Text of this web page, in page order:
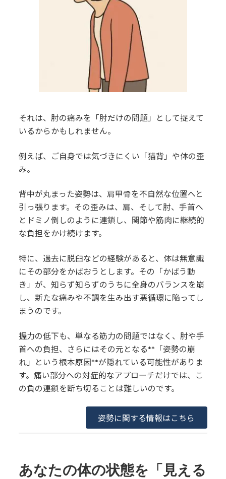
それは、肘の痛みを「肘だけの問題」として捉えて
いるからかもしれません。
例えば、ご自身では気づきにくい「猫背」や体の歪
み。
背中が丸まった姿勢は、肩甲骨を不自然な位置へと
引っ張ります。その歪みは、肩、そして肘、手首へ
とドミノ倒しのように連鎖し、関節や筋肉に継続的
な負担をかけ続けます。
特に、過去に脱臼などの経験があると、体は無意識
にその部分をかばおうとします。その「かばう動
き」が、知らず知らずのうちに全身のバランスを崩
し、新たな痛みや不調を生み出す悪循環に陥ってし
まうのです。
握力の低下も、単なる筋力の問題ではなく、肘や手
首への負担、さらにはその元となる**「姿勢の崩
れ」という根本原因**が隠れている可能性がありま
す。痛い部分への対症的なアプローチだけでは、こ
の負の連鎖を断ち切ることは難しいのです。
姿勢に関する情報はこちら
あなたの体の状態を「見える